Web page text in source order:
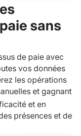
sans
de paie avec
vos données
les opérations
et gagnant
et en
présences et de